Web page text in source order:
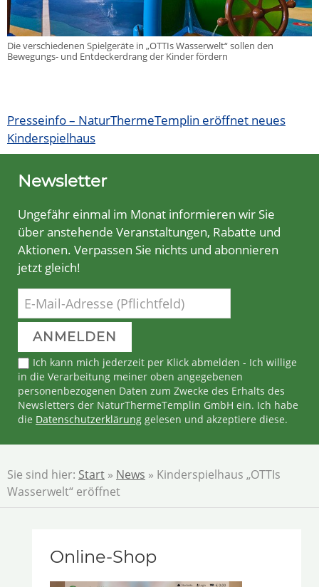
Die verschiedenen Spielgeräte in „OTTIs Wasserwelt“ sollen den
Bewegungs- und Entdeckerdrang der Kinder fördern
Presseinfo – NaturThermeTemplin eröffnet neues
Kinderspielhaus
Newsletter
Ungefähr einmal im Monat informieren wir Sie
über anstehende Veranstaltungen, Rabatte und
Aktionen. Verpassen Sie nichts und abonnieren
jetzt gleich!
Ich kann mich jederzeit per Klick abmelden - Ich willige
in die Verarbeitung meiner oben angegebenen
personenbezogenen Daten zum Zwecke des Erhalts des
Newsletters der NaturThermeTemplin GmbH ein. Ich habe
die Datenschutzerklärung gelesen und akzeptiere diese.
Sie sind hier: Start » News » Kinderspielhaus „OTTIs
Wasserwelt“ eröffnet
Online-Shop